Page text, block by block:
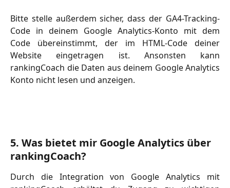
Bitte stelle außerdem sicher, dass der GA4-Tracking-
Code in deinem Google Analytics-Konto mit dem
Code übereinstimmt, der im HTML-Code deiner
Website eingetragen ist. Ansonsten kann
rankingCoach die Daten aus deinem Google Analytics
Konto nicht lesen und anzeigen.
5. Was bietet mir Google Analytics über
rankingCoach?
Durch die Integration von Google Analytics mit